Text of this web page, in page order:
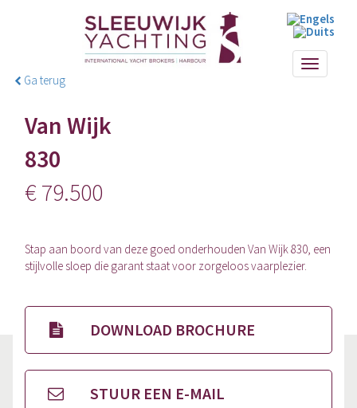
Toggle
Ga terug
Van Wijk
830
€ 79.500
Stap aan boord van deze goed onderhouden Van Wijk 830, een
stijlvolle sloep die garant staat voor zorgeloos vaarplezier.
DOWNLOAD BROCHURE
STUUR EEN E-MAIL